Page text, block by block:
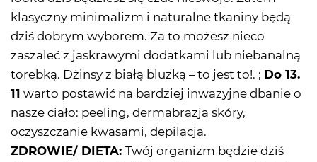
klasyczny minimalizm i naturalne tkaniny będą
dziś dobrym wyborem. Za to możesz nieco
zaszaleć z jaskrawymi dodatkami lub niebanalną
torebką. Dżinsy z białą bluzką – to jest to!. ; Do 13.
11 warto postawić na bardziej inwazyjne dbanie o
nasze ciało: peeling, dermabrazja skóry,
oczyszczanie kwasami, depilacja.
ZDROWIE/ DIETA: Twój organizm będzie dziś